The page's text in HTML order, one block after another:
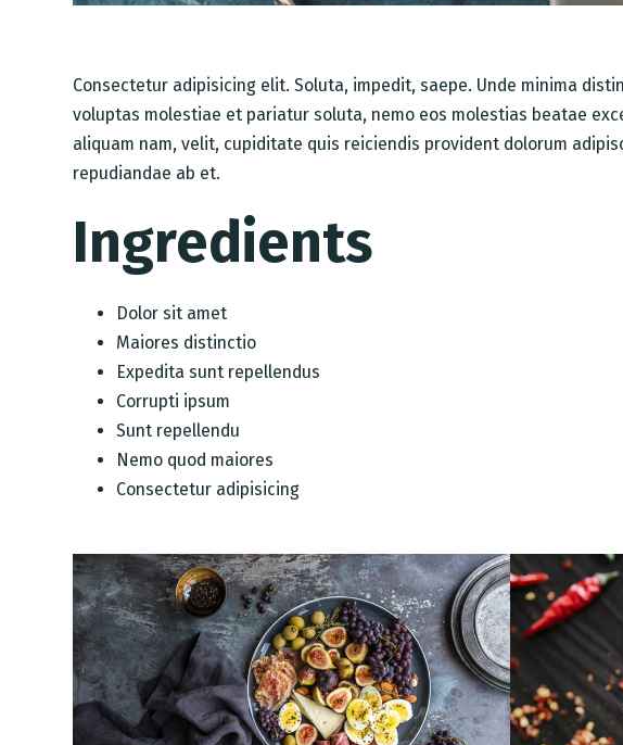
Consectetur adipisicing elit. Soluta, impedit, saepe. Unde minima
voluptas molestiae et pariatur soluta, nemo eos molestias beatae
aliquam nam, velit, cupiditate quis reiciendis provident dolorum
repudiandae ab et.
Ingredients
Dolor sit amet
Maiores distinctio
Expedita sunt repellendus
Corrupti ipsum
Sunt repellendu
Nemo quod maiores
Consectetur adipisicing